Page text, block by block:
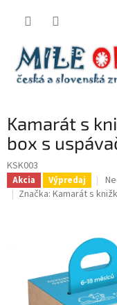
Kamarát s
box s
KSK003
Akcia Výpredaj
z
5
Značka: Kamarát s